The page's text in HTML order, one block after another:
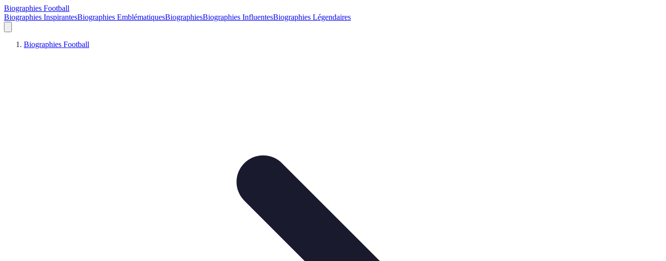
Biographies Football
Biographies InspirantesBiographies EmblématiquesBiographiesBiographies InfluentesBiographies Légendaires
Biographies Football